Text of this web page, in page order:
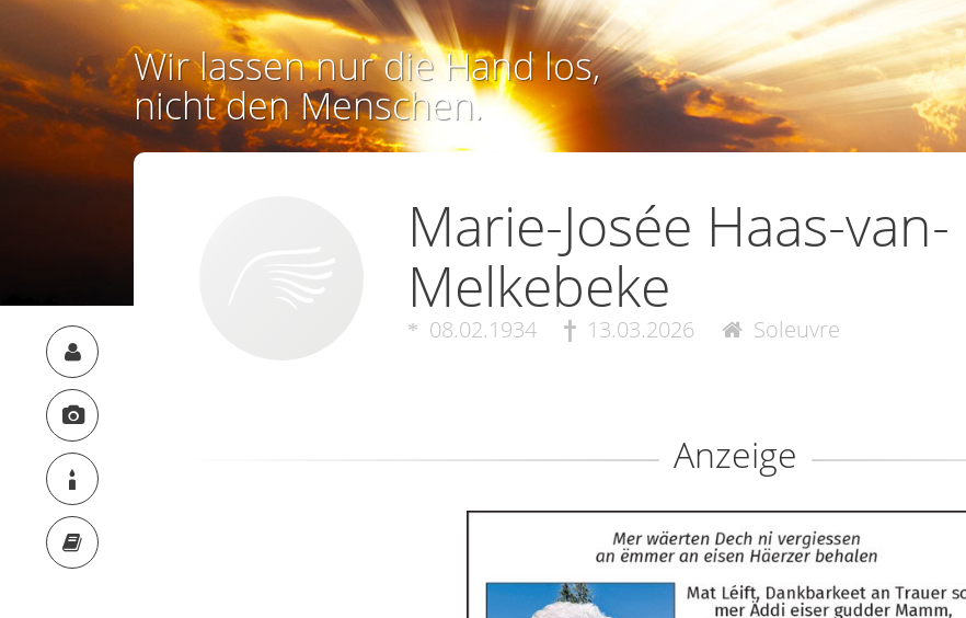
Wir lassen nur die Hand los,
nicht den Menschen.
Marie-Josée Haas-van-
Melkebeke
08.02.1934 13.03.2026 Soleuvre
Anzeige